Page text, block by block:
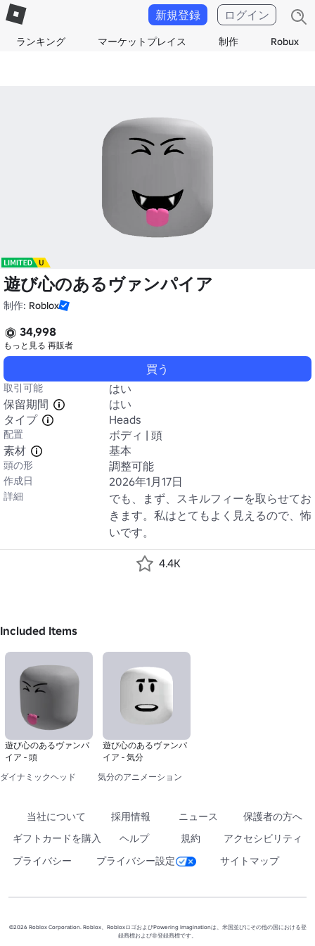
ランキング マーケットプレイス 制作 Robux
新規登録 ログイン
遊び心のあるヴァンパイア
制作: Roblox
34,998
もっと見る 再販者
買う
取引可能
はい
保留期間
はい
タイプ
Heads
配置
ボディ | 頭
素材
基本
頭の形 調整可能
作成日 2026年1月17日
詳細
でも、まず、スキルフィーを取らせてお
きます。私はとてもよく見えるので、怖
いです。
4.4K
Included Items
遊び心のあるヴァンパ
イア - 頭
ダイナミックヘッド
遊び心のあるヴァンパ
イア - 気分
気分のアニメーション
当社について 採用情報 ニュース
保護者の方へ
ギフトカードを購入
ヘルプ 規約
アクセシビリティ
プライバシー
プライバシー設定 サイトマップ
©2026 Roblox Corporation. Roblox、RobloxロゴおよびPowering Imaginationは、米国並びにその他の国における登
録商標および非登録商標です。